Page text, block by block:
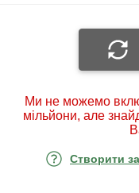
Ми не можемо
мільйони, але
Створити